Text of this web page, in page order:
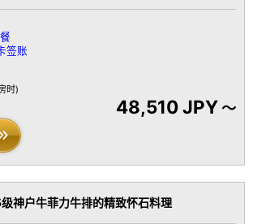
签账
时)
48,510 JPY～
级神户牛菲力牛排的精致怀石料理